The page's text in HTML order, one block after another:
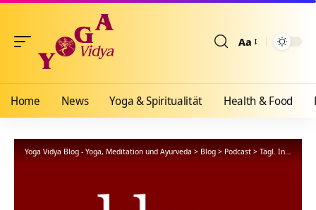
Aa
Home News Yoga & Spiritualität Health & Food
Yoga Vidya Blog - Yoga, Meditation und Ayurveda > Blog > Podcast > Tägl. Inspiration